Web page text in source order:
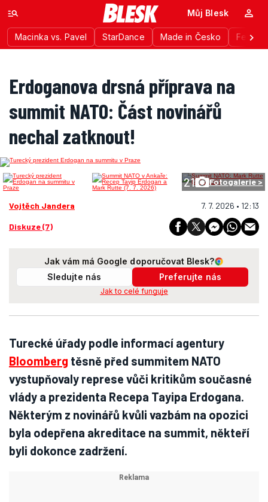
Macinka vs. Pavel StarDance Made in Česko
Můj Blesk
Erdoganova drsná příprava na
summit NATO: Část novinářů
nechal zatknout!
21 Fotogalerie >
Vojtěch Jandera 7. 7. 2026 • 12:13
Diskuze (7)
Jak vám má Google doporučovat Blesk?
Sledujte nás
Preferujte nás
Jak to celé funguje
Turecké úřady podle informací agentury
Bloomberg těsně před summitem NATO
vystupňovaly represe vůči kritikům současné
vlády a prezidenta Recepa Tayipa Erdogana.
Některým z novinářů kvůli vazbám na opozici
byla odepřena akreditace na summit, někteří
byli dokonce zadržení.